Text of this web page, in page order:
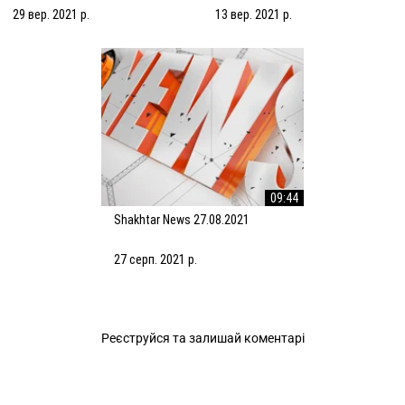
29 вер. 2021 р. 13 вер. 2021 р.
09:44
Shakhtar News 27.08.2021
27 серп. 2021 р.